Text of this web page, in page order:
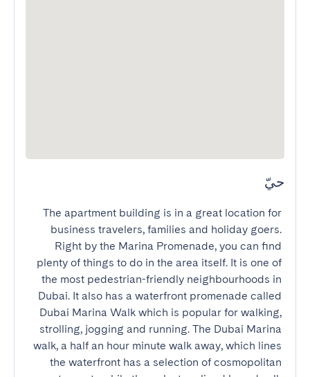
حيّ
The apartment building is in a great location for
business travelers, families and holiday goers.
Right by the Marina Promenade, you can find
plenty of things to do in the area itself. It is one of
the most pedestrian-friendly neighbourhoods in
Dubai. It also has a waterfront promenade called
Dubai Marina Walk which is popular for walking,
strolling, jogging and running. The Dubai Marina
walk, a half an hour minute walk away, which lines
the waterfront has a selection of cosmopolitan